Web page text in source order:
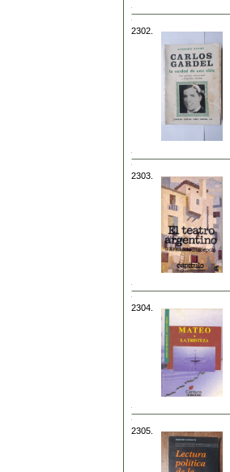
2302.
2303.
2304.
2305.